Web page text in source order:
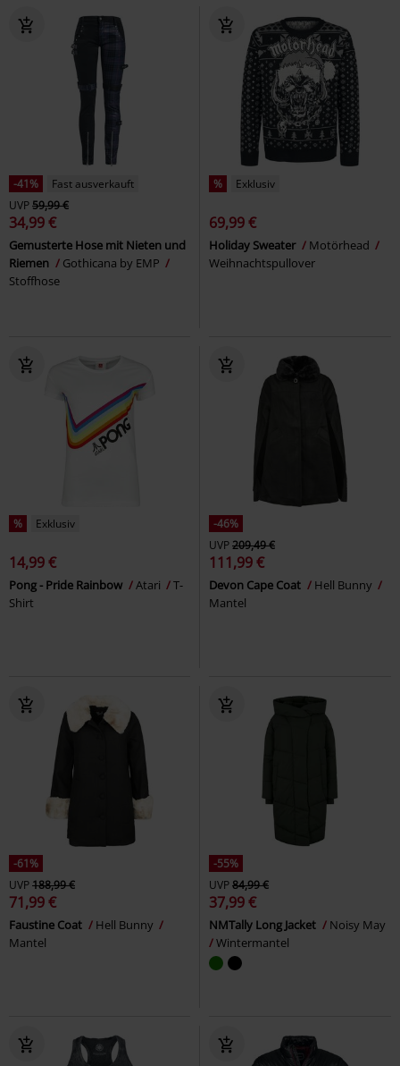
-41%
Fast ausverkauft
UVP59,99 €
34,99 €
Gemusterte Hose mit Nieten und
Riemen
Gothicana by EMP
Stoffhose
% Exklusiv
69,99 €
Holiday Sweater
Motörhead
Weihnachtspullover
% Exklusiv
14,99 €
Pong - Pride Rainbow Atari
T-
Shirt
-46%
UVP209,49 €
111,99 €
Devon Cape Coat
Hell Bunny
Mantel
-61%
UVP188,99 €
71,99 €
Faustine Coat
Hell Bunny
Mantel
-55%
UVP84,99 €
37,99 €
NMTally Long Jacket
Noisy May
Wintermantel